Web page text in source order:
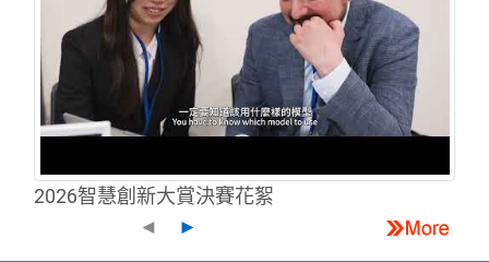
2026智慧創新大賞決賽花絮
◄
►